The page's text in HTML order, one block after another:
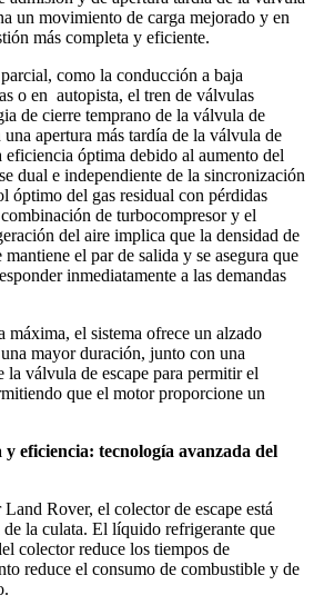
un movimiento de carga mejorado y en
más completa y eficiente.
como la conducción a baja
o en autopista, el tren de válvulas
de cierre temprano de la válvula de
apertura más tardía de la válvula de
eficiencia óptima debido al aumento del
dual e independiente de la sincronización
óptimo del gas residual con pérdidas
de turbocompresor y el
del aire implica que la densidad de
mantiene el par de salida y se asegura que
inmediatamente a las demandas
máxima, el sistema ofrece un alzado
mayor duración, junto con una
la válvula de escape para permitir el
que el motor proporcione un
eficiencia: tecnología avanzada del
Rover, el colector de escape está
la culata. El líquido refrigerante que
colector reduce los tiempos de
reduce el consumo de combustible y de